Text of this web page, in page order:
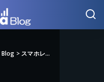
Blog > スマホレビュー